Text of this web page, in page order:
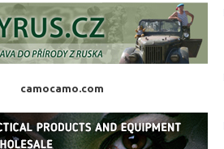
camocamo.com